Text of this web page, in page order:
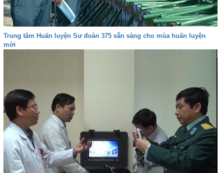
Trung tâm Huấn luyện Sư đoàn 375 sẵn sàng cho mùa huấn luyện
mới